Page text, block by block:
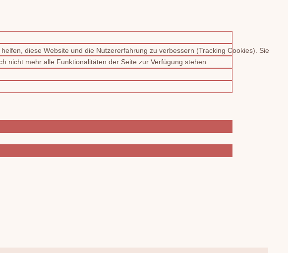
diese Website und die Nutzererfahrung zu verbessern (Tracking Cookies). Sie
nicht mehr alle Funktionalitäten der Seite zur Verfügung stehen.